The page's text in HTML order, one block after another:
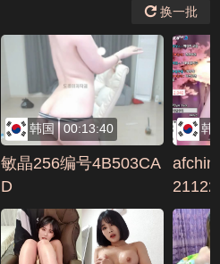
换一批
韩国 00:13:40
敏晶256编号4B503CA
D
韩